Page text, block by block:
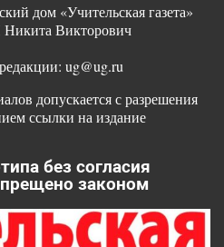
дом «Учительская газета»
Викторович
ug@ug.ru
допускается с разрешения
ссылки на издание
без согласия
законом